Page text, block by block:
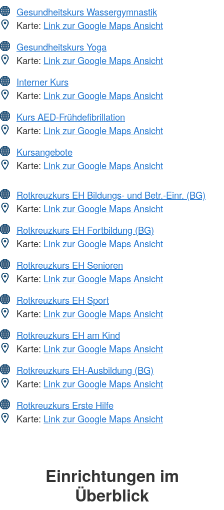
Gesundheitskurs Wassergymnastik
Karte: Link zur Google Maps Ansicht
Gesundheitskurs Yoga
Karte: Link zur Google Maps Ansicht
Interner Kurs
Karte: Link zur Google Maps Ansicht
Kurs AED-Frühdefibrillation
Karte: Link zur Google Maps Ansicht
Kursangebote
Karte: Link zur Google Maps Ansicht
Rotkreuzkurs EH Bildungs- und Betr.-Einr. (BG)
Karte: Link zur Google Maps Ansicht
Rotkreuzkurs EH Fortbildung (BG)
Karte: Link zur Google Maps Ansicht
Rotkreuzkurs EH Senioren
Karte: Link zur Google Maps Ansicht
Rotkreuzkurs EH Sport
Karte: Link zur Google Maps Ansicht
Rotkreuzkurs EH am Kind
Karte: Link zur Google Maps Ansicht
Rotkreuzkurs EH-Ausbildung (BG)
Karte: Link zur Google Maps Ansicht
Rotkreuzkurs Erste Hilfe
Karte: Link zur Google Maps Ansicht
Einrichtungen im
Überblick